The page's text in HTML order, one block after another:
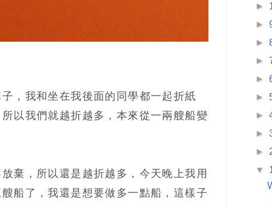
，我和坐在我後面的同學都一起折紙
以我們就越折越多，本來從一兩艘船變
棄，所以還是越折越多，今天晚上我用
船了，我還是想要做多一點船，這樣子
►
►
►
►
►
►
►
►
►
▼